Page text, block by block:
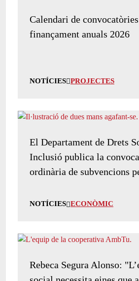
Calendari de
finançament anuals 2026
NOTÍCIES PROJECTES
El Departament de Drets
Inclusió publica la
ordinària de subvencions
NOTÍCIES ECONÒMIC
Rebeca Segura Alonso: